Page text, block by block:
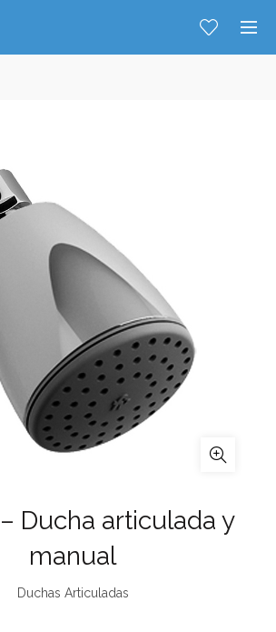
Ducha articulada y
manual
Duchas Articuladas
que decirme: Hola